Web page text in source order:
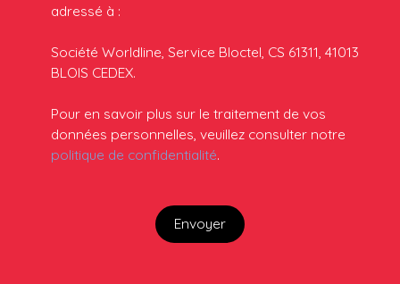
adressé à :
Société Worldline, Service Bloctel, CS 61311, 41013
BLOIS CEDEX.
Pour en savoir plus sur le traitement de vos
données personnelles, veuillez consulter notre
politique de confidentialité.
Envoyer